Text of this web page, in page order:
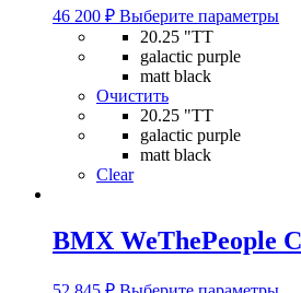
46 200 ₽ Выберите параметры
20.25 "TT
galactic purple
matt black
Очистить
20.25 "TT
galactic purple
matt black
Clear
BMX WeThePeople